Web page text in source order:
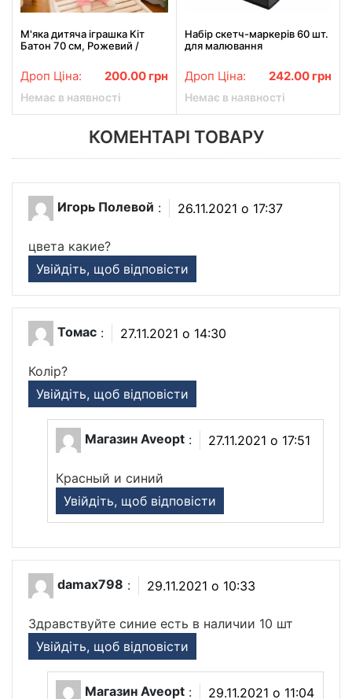
М'яка дитяча іграшка Кіт
Батон 70 см, Рожевий /
довгий кошеня
Дроп Ціна: 200.00 грн
Немає в наявності
Набір скетч-маркерів 60 шт.
для малювання
Дроп Ціна: 242.00 грн
Немає в наявності
КОМЕНТАРІ ТОВАРУ
Игорь Полевой : 26.11.2021 о 17:37
цвета какие?
Увійдіть, щоб відповісти
Томас : 27.11.2021 о 14:30
Колір?
Увійдіть, щоб відповісти
Магазин Aveopt : 27.11.2021 о 17:51
Красный и синий
Увійдіть, щоб відповісти
damax798 : 29.11.2021 о 10:33
Здравствуйте синие есть в наличии 10 шт
Увійдіть, щоб відповісти
Магазин Aveopt : 29.11.2021 о 11:04